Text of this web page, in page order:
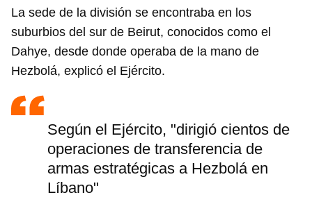
La sede de la división se encontraba en los
suburbios del sur de Beirut, conocidos como el
Dahye, desde donde operaba de la mano de
Hezbolá, explicó el Ejército.
Según el Ejército, "dirigió cientos de
operaciones de transferencia de
armas estratégicas a Hezbolá en
Líbano"